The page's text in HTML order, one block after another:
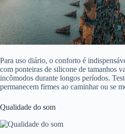
Para uso diário, o conforto é
com ponteiras de silicone de tamanhos
incômodos durante longos períodos.
permanecem firmes ao caminhar ou se
Qualidade do som